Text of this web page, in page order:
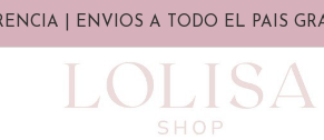
| ENVIOS A TODO EL PAIS